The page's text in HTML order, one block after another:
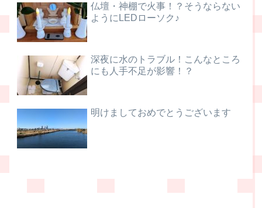
仏壇・神棚で火事！？そうならない
ようにLEDローソク♪
深夜に水のトラブル！こんなところ
にも人手不足が影響！？
明けましておめでとうございます